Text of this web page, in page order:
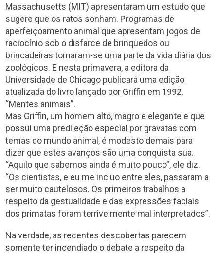
Massachusetts (MIT) apresentaram um estudo que
sugere que os ratos sonham. Programas de
aperfeiçoamento animal que apresentam jogos de
raciocínio sob o disfarce de brinquedos ou
brincadeiras tornaram-se uma parte da vida diária dos
zoológicos. E nesta primavera, a editora da
Universidade de Chicago publicará uma edição
atualizada do livro lançado por Griffin em 1992,
“Mentes animais”.
Mas Griffin, um homem alto, magro e elegante e que
possui uma predileção especial por gravatas com
temas do mundo animal, é modesto demais para
dizer que estes avanços são uma conquista sua.
“Aquilo que sabemos ainda é muito pouco”, ele diz.
“Os cientistas, e eu me incluo entre eles, passaram a
ser muito cautelosos. Os primeiros trabalhos a
respeito da gestualidade e das expressões faciais
dos primatas foram terrivelmente mal interpretados”.
Na verdade, as recentes descobertas parecem
somente ter incendiado o debate a respeito da